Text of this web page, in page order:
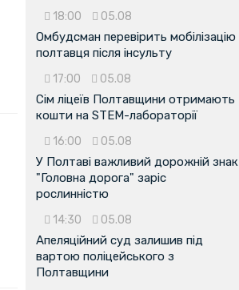
18:00 05.08
Омбудсман перевірить мобілізацію
полтавця після інсульту
17:00 05.08
Сім ліцеїв Полтавщини отримають
кошти на STEM-лабораторії
16:00 05.08
У Полтаві важливий дорожній знак
"Головна дорога" заріс
рослинністю
14:30 05.08
Апеляційний суд залишив під
вартою поліцейського з
Полтавщини